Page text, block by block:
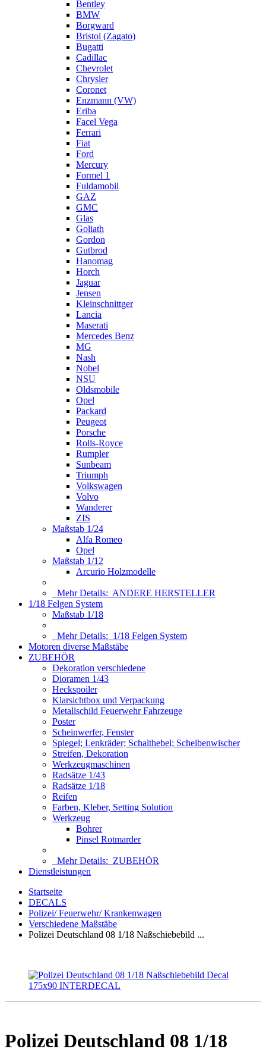
Bentley
BMW
Borgward
Bristol (Zagato)
Bugatti
Cadillac
Chevrolet
Chrysler
Coronet
Enzmann (VW)
Eriba
Facel Vega
Ferrari
Fiat
Ford
Mercury
Formel 1
Fuldamobil
GAZ
GMC
Glas
Goliath
Gordon
Gutbrod
Hanomag
Horch
Jaguar
Jensen
Kleinschnittger
Lancia
Maserati
Mercedes Benz
MG
Nash
Nobel
NSU
Oldsmobile
Opel
Packard
Peugeot
Porsche
Rolls-Royce
Rumpler
Sunbeam
Triumph
Volkswagen
Volvo
Wanderer
ZIS
Maßstab 1/24
Alfa Romeo
Opel
Maßstab 1/12
Arcurio Holzmodelle
Mehr Details: ANDERE HERSTELLER
1/18 Felgen System
Maßstab 1/18
Mehr Details: 1/18 Felgen System
Motoren diverse Maßstäbe
ZUBEHÖR
Dekoration verschiedene
Dioramen 1/43
Heckspoiler
Klarsichtbox und Verpackung
Metallschild Feuerwehr Fahrzeuge
Poster
Scheinwerfer, Fenster
Spiegel; Lenkräder; Schalthebel; Scheibenwischer
Streifen, Dekoration
Werkzeugmaschinen
Radsätze 1/43
Radsätze 1/18
Reifen
Farben, Kleber, Setting Solution
Werkzeug
Bohrer
Pinsel Rotmarder
Mehr Details: ZUBEHÖR
Dienstleistungen
Startseite
DECALS
Polizei/ Feuerwehr/ Krankenwagen
Verschiedene Maßstäbe
Polizei Deutschland 08 1/18 Naßschiebebild ...
Polizei Deutschland 08 1/18